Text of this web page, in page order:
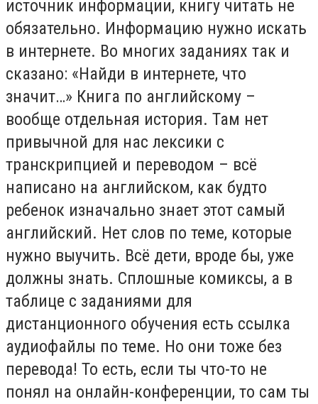
источник информации, книгу читать не
обязательно. Информацию нужно искать
в интернете. Во многих заданиях так и
сказано: «Найди в интернете, что
значит…» Книга по английскому –
вообще отдельная история. Там нет
привычной для нас лексики с
транскрипцией и переводом – всё
написано на английском, как будто
ребенок изначально знает этот самый
английский. Нет слов по теме, которые
нужно выучить. Всё дети, вроде бы, уже
должны знать. Сплошные комиксы, а в
таблице с заданиями для
дистанционного обучения есть ссылка
аудиофайлы по теме. Но они тоже без
перевода! То есть, если ты что-то не
понял на онлайн-конференции, то сам ты